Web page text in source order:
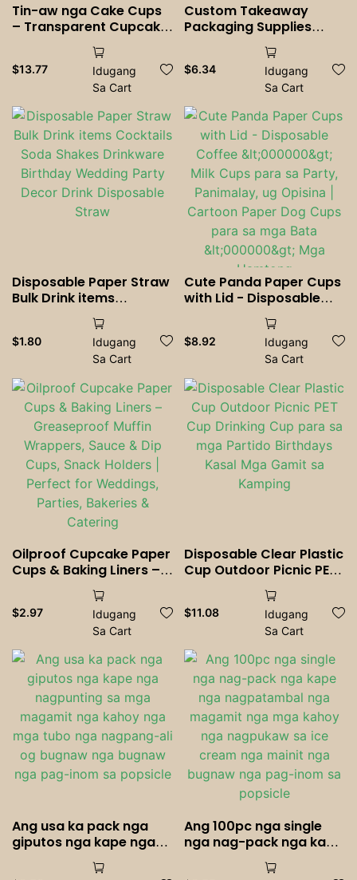
Tin-aw nga Cake Cups
– Transparent Cupcake
<000000> Muffin
Packaging, Dessert Slice
Container para sa
Kasal, Birthday
<000000> Mga Partido |
Panaderya nga dessert
bowl para sa Prutas
<000000> Pastry
$13.77
Idugang
Sa Cart
Custom Takeaway
Packaging Supplies
Disposable Tableware
Para sa Theme Party
$6.34
Idugang
Sa Cart
Disposable Paper Straw
Bulk Drink items
Cocktails Soda Shakes
Drinkware Birthday
Wedding Party Decor
Drink Disposable Straw
$1.80
Idugang
Sa Cart
Cute Panda Paper Cups
with Lid - Disposable
Coffee <000000> Milk
Cups para sa Party,
Panimalay, ug Opisina |
Cartoon Paper Dog
Cups para sa mga Bata
<000000> Mga
Hamtong
$8.92
Idugang
Sa Cart
Oilproof Cupcake Paper
Cups & Baking Liners –
Greaseproof Muffin
Wrappers, Sauce & Dip
Cups, Snack Holders |
Perfect for Weddings,
Parties, Bakeries &
Catering
$2.97
Idugang
Sa Cart
Disposable Clear Plastic
Cup Outdoor Picnic PET
Cup Drinking Cup para
sa mga Partido
Birthdays Kasal Mga
Gamit sa Kamping
$11.08
Idugang
Sa Cart
Ang usa ka pack nga
giputos nga kape nga
nagpunting sa mga
magamit nga kahoy
Ang 100pc nga single
nga nag-pack nga kape
nga nagpatambal nga
magamit nga mga